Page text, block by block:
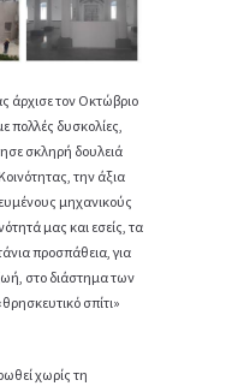
άρχισε τον Οκτώβριο
πολλές δυσκολίες,
σκληρή δουλειά
την άξια
μηχανικούς
μας και εσείς, τα
προσπάθεια, για
στο διάστημα των
σπίτι»
χωρίς τη